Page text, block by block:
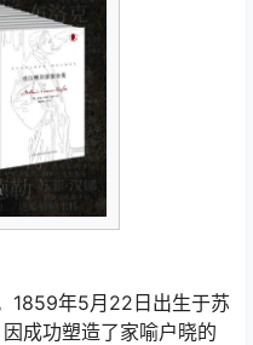
1859年5月22日出生于苏
成功塑造了家喻户晓的